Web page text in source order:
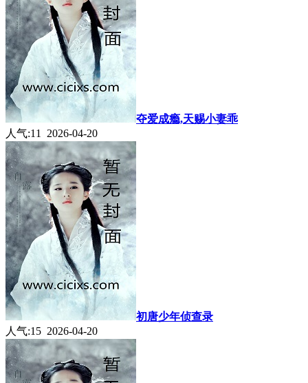
夺爱成瘾,天赐小妻乖
人气:11 2026-04-20
初唐少年侦查录
人气:15 2026-04-20